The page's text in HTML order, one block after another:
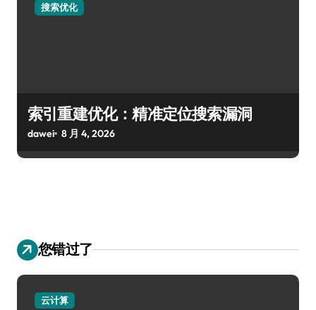
搜索优化
索引重建优化：精准定位搜索漏洞
dawei 8 月 4, 2026
您错过了
云计算